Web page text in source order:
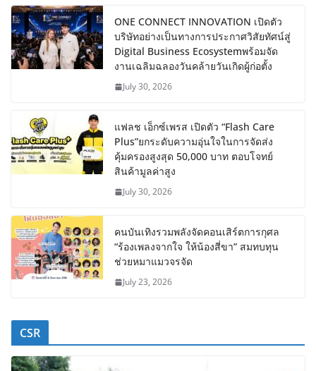
ONE CONNECT INNOVATION เปิดตัว
บริษัทอย่างเป็นทางการประกาศวิสัยทัศน์สู่
Digital Business Ecosystemพร้อมจัด
งานเฉลิมฉลองวันคล้ายวันเกิดผู้ก่อตั้ง
July 30, 2026
แฟลช เอ็กซ์เพรส เปิดตัว “Flash Care
Plus”ยกระดับความอุ่นใจในการจัดส่ง
คุ้มครองสูงสุด 50,000 บาท ตอบโจทย์
สินค้ามูลค่าสูง
July 30, 2026
คนบันเทิงรวมพลังจัดคอนเสิร์ตการกุศล
“ร้องเพลงจากใจ ให้น้องสี่ขา” สมทบทุน
ช่วยหมาแมวจรจัด
July 23, 2026
CSR